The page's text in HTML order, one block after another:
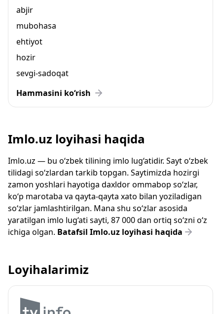
abjir
mubohasa
ehtiyot
hozir
sevgi-sadoqat
Hammasini ko‘rish
Imlo.uz loyihasi haqida
Imlo.uz — bu o‘zbek tilining imlo lug‘atidir. Sayt o‘zbek
tilidagi so‘zlardan tarkib topgan. Saytimizda hozirgi
zamon yoshlari hayotiga daxldor ommabop so‘zlar,
ko‘p marotaba va qayta-qayta xato bilan yoziladigan
so‘zlar jamlashtirilgan. Mana shu so‘zlar asosida
yaratilgan imlo lug‘ati sayti, 87 000 dan ortiq so‘zni o‘z
ichiga olgan. Batafsil Imlo.uz loyihasi haqida
Loyihalarimiz